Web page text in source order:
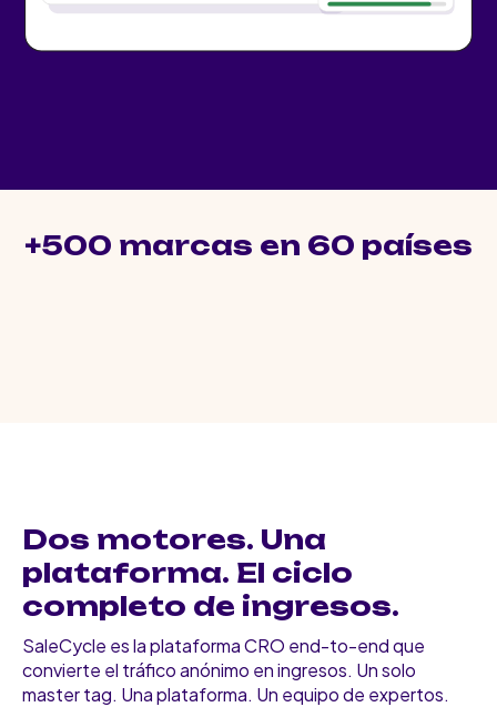
+500 marcas en 60 países
Dos motores. Una
plataforma. El ciclo
completo de ingresos.
SaleCycle es la plataforma CRO end-to-end que
convierte el tráfico anónimo en ingresos. Un solo
master tag. Una plataforma. Un equipo de expertos.